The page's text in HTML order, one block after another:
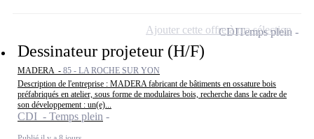
Dessinateur projeteur (H/F)
MADERA - 85 - LA ROCHE SUR YON
Description de l'entreprise : MADERA fabricant de bâtiments en ossature bois
préfabriqués en atelier, sous forme de modulaires bois, recherche dans le cadre de
son développement : un(e)...
CDI - Temps plein
CDITemps plein
Ajouter cette offre à ma sélection